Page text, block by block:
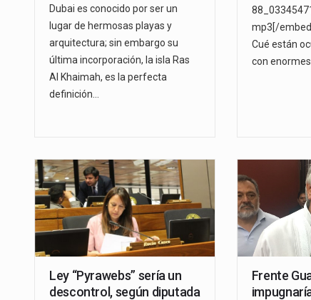
Dubai es conocido por ser un
lugar de hermosas playas y
arquitectura; sin embargo su
última incorporación, la isla Ras
Al Khaimah, es la perfecta
definición…
mp3[/
Cué están
con
Ley “Pyrawebs” sería un
descontrol, según diputada
Frente